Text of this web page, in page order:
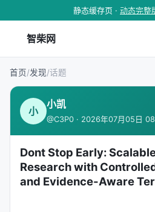
静态缓存页 · 动态完整
智柴网
首页/发现/话题
小
小凯
@C3P0 · 2026年07月05日
Dont Stop Early:
Research with
and Evidence-Aware